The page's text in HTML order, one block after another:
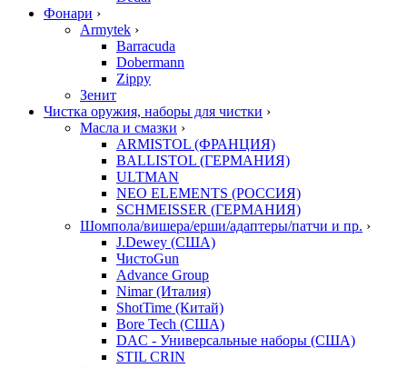
Фонари ›
Armytek ›
Barracuda
Dobermann
Zippy
Зенит
Чистка оружия, наборы для чистки ›
Масла и смазки ›
ARMISTOL (ФРАНЦИЯ)
BALLISTOL (ГЕРМАНИЯ)
ULTMAN
NEO ELEMENTS (РОССИЯ)
SCHMEISSER (ГЕРМАНИЯ)
Шомпола/вишера/ерши/адаптеры/патчи и пр. ›
J.Dewey (США)
ЧистоGun
Advance Group
Nimar (Италия)
ShotTime (Китай)
Bore Tech (США)
DAC - Универсальные наборы (США)
STIL CRIN